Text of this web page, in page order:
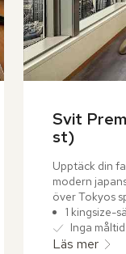
Svit
st)
Upptäck din
modern
över Tokyos
njuta av från
och stolarna i
tyger som
1 kingsize-
Inga
Läs mer